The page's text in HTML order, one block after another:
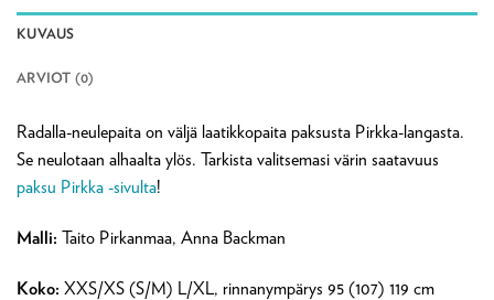
KUVAUS
ARVIOT (0)
Radalla-neulepaita on väljä laatikkopaita paksusta Pirkka-langasta.
Se neulotaan alhaalta ylös. Tarkista valitsemasi värin saatavuus
paksu Pirkka -sivulta!
Malli: Taito Pirkanmaa, Anna Backman
Koko: XXS/XS (S/M) L/XL, rinnanympärys 95 (107) 119 cm